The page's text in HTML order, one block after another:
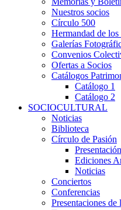
Nuestros socios
Círculo 500
Hermandad de
Galerías
Convenios
Ofertas a Socios
Catálogos
Catálogo 1
Catálogo 2
SOCIOCULTURAL
Noticias
Biblioteca
Círculo de Pasión
Presentación
Ediciones
Noticias
Conciertos
Conferencias
Presentaciones de